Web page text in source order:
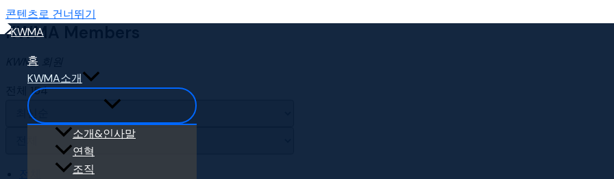
콘텐츠로 건너뛰기
홈
KWMA소개
소개&인사말
연혁
조직
KWMA Members
KWMA 회원
전체 154